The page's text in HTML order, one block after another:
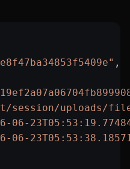
,
session/uploads/
06-
06-